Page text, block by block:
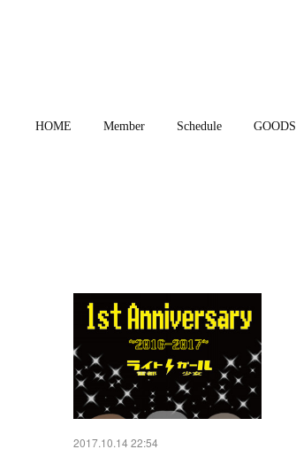
HOME Member Schedule GOODS
2017.10.14 22:54